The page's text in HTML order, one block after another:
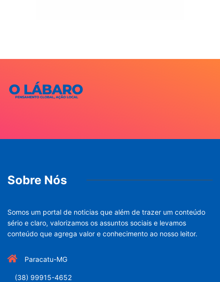
Sobre Nós
Somos um portal de noticias que além de trazer um conteúdo
sério e claro, valorizamos os assuntos sociais e levamos
conteúdo que agrega valor e conhecimento ao nosso leitor.
Paracatu-MG
(38) 99915-4652